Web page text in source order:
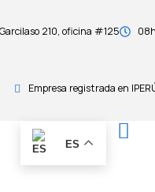
210, oficina #125
Empresa registrada en
ES